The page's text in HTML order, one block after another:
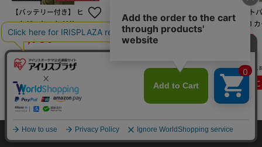
【バッテリー付き】 ヒ
ートジャケット Mサイ
ズ FC21621-BKM
¥7,980
(15)
カートに入れる
トジャケット FC21614
-BKL ブラック Lサイズ
¥3,480
(9)
カートに入れる
裏起毛ヒート
21618-KHM
¥2,780
カート
HOME 探す ログイン お気に入り お知らせ